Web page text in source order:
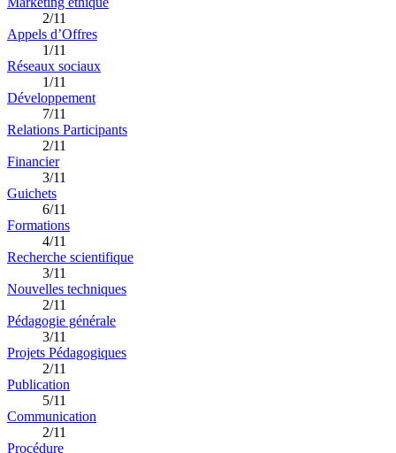
2/11
Appels d’Offres
1/11
Réseaux sociaux
1/11
Développement
7/11
Relations Participants
2/11
Financier
3/11
Guichets
6/11
Formations
4/11
Recherche scientifique
3/11
Nouvelles techniques
2/11
Pédagogie générale
3/11
Projets Pédagogiques
2/11
Publication
5/11
Communication
2/11
Procédure